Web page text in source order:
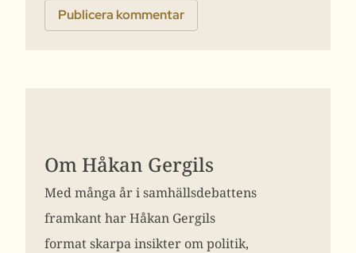
Om Håkan Gergils
Med många år i samhällsdebattens
framkant har Håkan Gergils
format skarpa insikter om politik,